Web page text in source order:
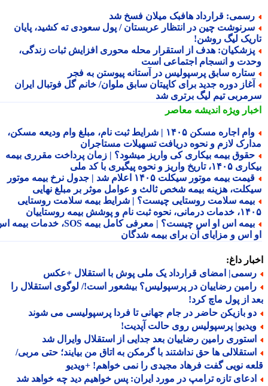
قرارداد هافبک میلان فسخ شد
چین در انتظار عربستان / پول سعودی ته کشید، پایان
لیگ روشن!
هدف از استقرار محله محوری افزایش ثبات زندگی،
و انسجام اجتماعی است
سابق پرسپولیس در آستانه پیوستن به فجر
دوره جدید برای کاپیتان سابق ملوان/ خانم گل فوتبال ایران
تیم لیگ برتری شد
ویژهاندیشه معاصر
وام اجاره مسکن ۱۴۰۵ | شرایط ثبت نام، مبلغ وام ودیعه مسکن،
لازم و نحوه دریافت تسهیلات مستاجران
بیمه بیکاری کی واریز میشود؟ | زمان پرداخت مقرری بیمه
واریز و نحوه پیگیری با کد ملی
قیمت بیمه موتور سیکلت ۱۴۰۵ اعلام شد | جدول نرخ بیمه موتور
هزینه بیمه شخص ثالث و عوامل موثر بر مبلغ نهایی
سلامت روستایی چیست؟ | شرایط بیمه سلامت روستایی
نام و پوشش بیمه روستاییان
بیمه اس او اس چیست؟ | معرفی کامل بیمه SOS، خدمات بیمه اس
اس و مزایای آن برای بیمه شدگان
داغ:
امضای قرارداد یک ملی پوش با استقلال +عکس
رضاییان در پرسپولیس؟ بیشعور است!/ لوگوی استقلال را
از پول ماچ کرد!
بازیکن حاضر در جام جهانی تا فردا پرسپولیسی می شوند
پرسپولیس روی حالت آپدیت!
رامین رضاییان بعد جدایی از استقلال وایرال شد
ها حق نداشتند با گرمکن به اتاق من بیایند؛ حتی مربی/
نویی گفت فرهاد مجیدی را نمی خواهم! +ویدیو
تازه ترامپ در مورد ایران: پس خواهیم دید چه خواهد شد